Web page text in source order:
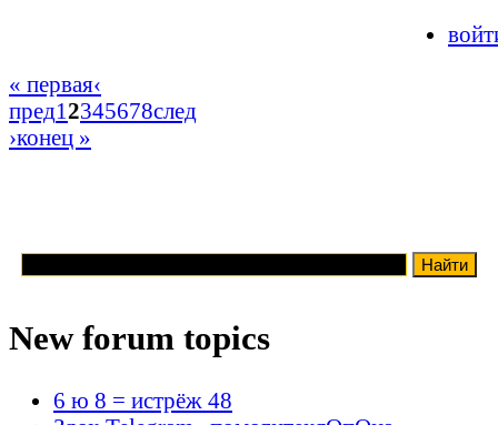
« первая‹
пред12345678след
›конец »
New forum topics
6 ю 8 = истрёж 48